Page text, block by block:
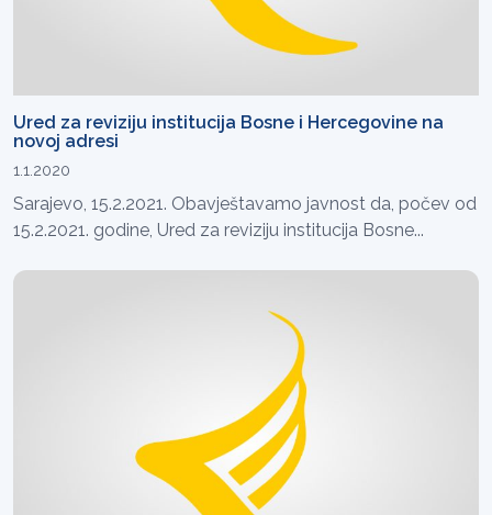
Ured za reviziju institucija Bosne i Hercegovine na
novoj adresi
1.1.2020
Sarajevo, 15.2.2021. Obavještavamo javnost da, počev od
15.2.2021. godine, Ured za reviziju institucija Bosne...